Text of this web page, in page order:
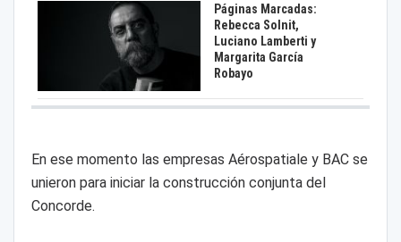
Páginas Marcadas:
Rebecca Solnit,
Luciano Lamberti y
Margarita García
Robayo
En ese momento las empresas Aérospatiale y BAC se
unieron para iniciar la construcción conjunta del
Concorde.